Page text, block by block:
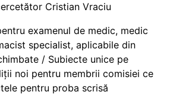
Cristian Vraciu
examenul de medic, medic
specialist, aplicabile din
/ Subiecte unice pe
noi pentru membrii comisiei ce
pentru proba scrisă